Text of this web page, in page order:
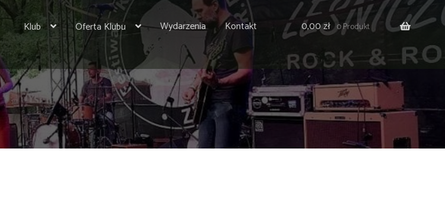
Klub Oferta Klubu Wydarzenia Kontakt 0,00zł 0 Produkt